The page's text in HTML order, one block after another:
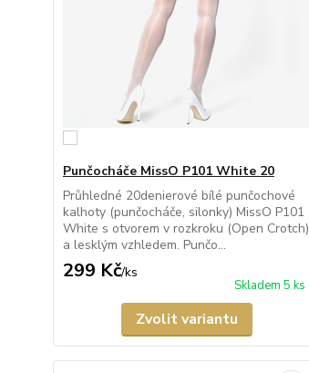
Punčocháče MissO P101 White 20
Průhledné 20denierové bílé punčochové
kalhoty (punčocháče, silonky) MissO P101
White s otvorem v rozkroku (Open Crotch)
a lesklým vzhledem. Punčo...
299 Kč/ks
Skladem 5 ks
Zvolit variantu